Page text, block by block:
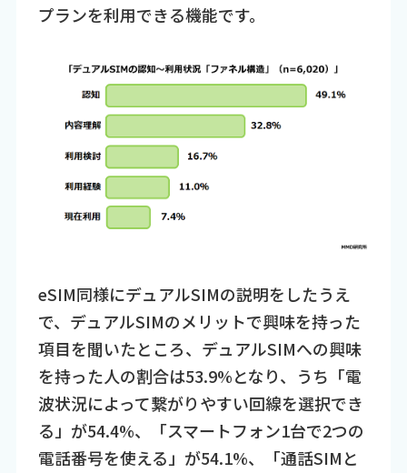
プランを利用できる機能です。
eSIM同様にデュアルSIMの説明をしたうえ
で、デュアルSIMのメリットで興味を持った
項目を聞いたところ、デュアルSIMへの興味
を持った人の割合は53.9%となり、うち「電
波状況によって繋がりやすい回線を選択でき
る」が54.4%、「スマートフォン1台で2つの
電話番号を使える」が54.1%、「通話SIMと